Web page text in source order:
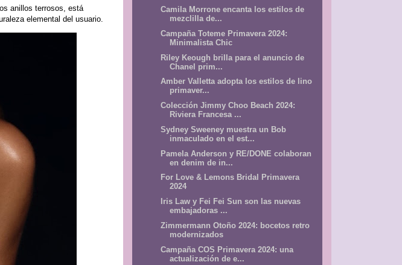
anillos terrosos, está
elemental del usuario.
Camila Morrone encanta los estilos de
mezclilla de...
Campaña Toteme Primavera 2024:
Minimalista Chic
Riley Keough brilla para el anuncio de
Chanel prim...
Amber Valletta adopta los estilos de lino
primaver...
Colección Jimmy Choo Beach 2024:
Riviera Francesa ...
Sydney Sweeney muestra un Bob
inmaculado en el est...
Pamela Anderson y RE/DONE colaboran
en denim de in...
For Love & Lemons Bridal Primavera
2024
Iris Law y Fei Fei Sun son las nuevas
embajadoras ...
Zimmermann Otoño 2024: bocetos retro
modernizados
Campaña COS Primavera 2024: una
actualización de e...